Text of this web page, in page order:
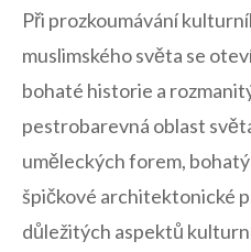
Při prozkoumávání
muslimského světa se
bohaté historie a
pestrobarevná oblast
uměleckých forem,
špičkové architektonické⁢
důležitých aspektů